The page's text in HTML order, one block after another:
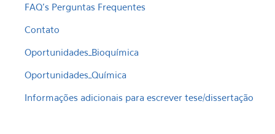
FAQ's Perguntas Frequentes
Contato
Oportunidades_Bioquímica
Oportunidades_Química
Informações adicionais para escrever tese/dissertação